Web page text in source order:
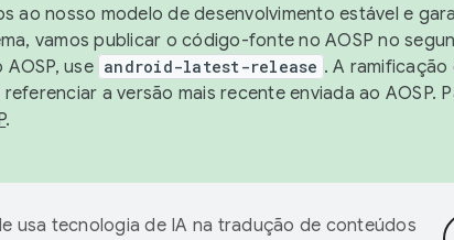
ao nosso modelo de desenvolvimento estável e
vamos publicar o código-fonte no AOSP no
use android-latest-release . A
referenciar a versão mais recente enviada ao AOSP.
.
usa tecnologia de IA na tradução de conteúdos